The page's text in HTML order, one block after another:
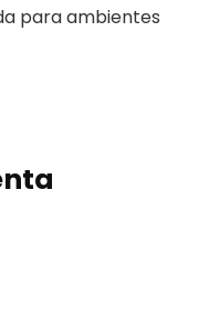
para ambientes